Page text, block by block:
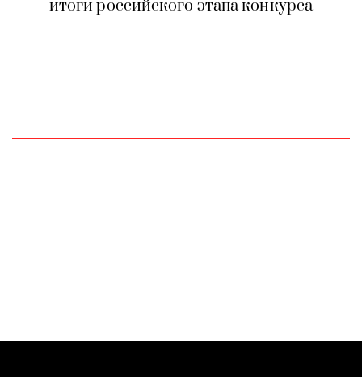
итоги российского этапа конкурса